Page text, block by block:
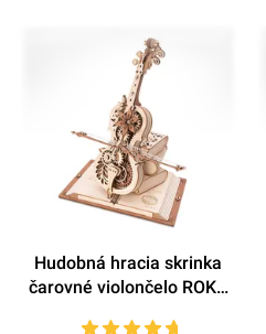
Hudobná hracia skrinka
čarovné violončelo ROKR